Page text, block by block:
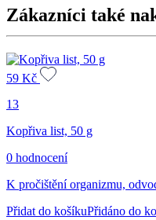
Zákazníci také
59 Kč
13
Kopřiva list, 50 g
0 hodnocení
K pročištění organizmu,
Přidat do košíkuPřidáno do